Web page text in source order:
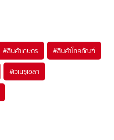
#สินค้าเกษตร #สินค้าโภคภัณฑ์
#เวเนซุเอลา